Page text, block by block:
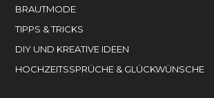
BRAUTMODE
TIPPS & TRICKS
DIY UND KREATIVE IDEEN
HOCHZEITSSPRÜCHE & GLÜCKWÜNSCHE